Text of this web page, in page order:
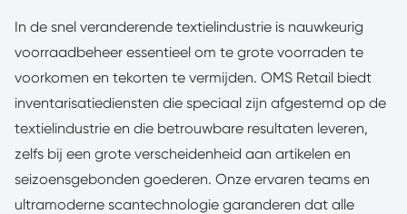
In de snel veranderende textielindustrie is nauwkeurig
voorraadbeheer essentieel om te grote voorraden te
voorkomen en tekorten te vermijden. OMS Retail biedt
inventarisatiediensten die speciaal zijn afgestemd op de
textielindustrie en die betrouwbare resultaten leveren,
zelfs bij een grote verscheidenheid aan artikelen en
seizoensgebonden goederen. Onze ervaren teams en
ultramoderne scantechnologie garanderen dat alle